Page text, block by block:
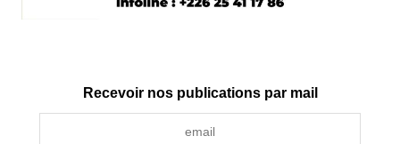
Recevoir nos publications par mail